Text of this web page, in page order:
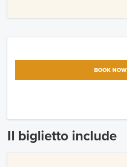
BOOK NOW
Il biglietto include